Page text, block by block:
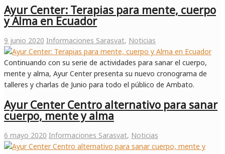
Ayur Center: Terapias para mente, cuerpo
y Alma en Ecuador
9 junio 2020 Informaciones Sarasvat, Noticias
Continuando con su serie de actividades para sanar el cuerpo,
mente y alma, Ayur Center presenta su nuevo cronograma de
talleres y charlas de Junio para todo el público de Ambato.
Ayur Center Centro alternativo para sanar
cuerpo, mente y alma
6 mayo 2020 Informaciones Sarasvat, Noticias